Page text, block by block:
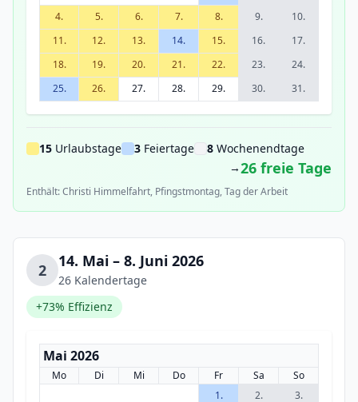
4.
5. 6. 7. 8. 9.
10.
11.
12. 13. 14. 15. 16.
17.
18.
19. 20. 21. 22. 23.
24.
25.
26. 27. 28. 29. 30. 31.
15 Urlaubstage 3 Feiertage 8 Wochenendtage
→26 freie Tage
Enthält: Christi Himmelfahrt, Pfingstmontag, Tag der Arbeit
2 14. Mai – 8. Juni 2026
26 Kalendertage
+73% Effizienz
Mai 2026
Mo Di Mi Do Fr Sa
So
1.
2.
3.